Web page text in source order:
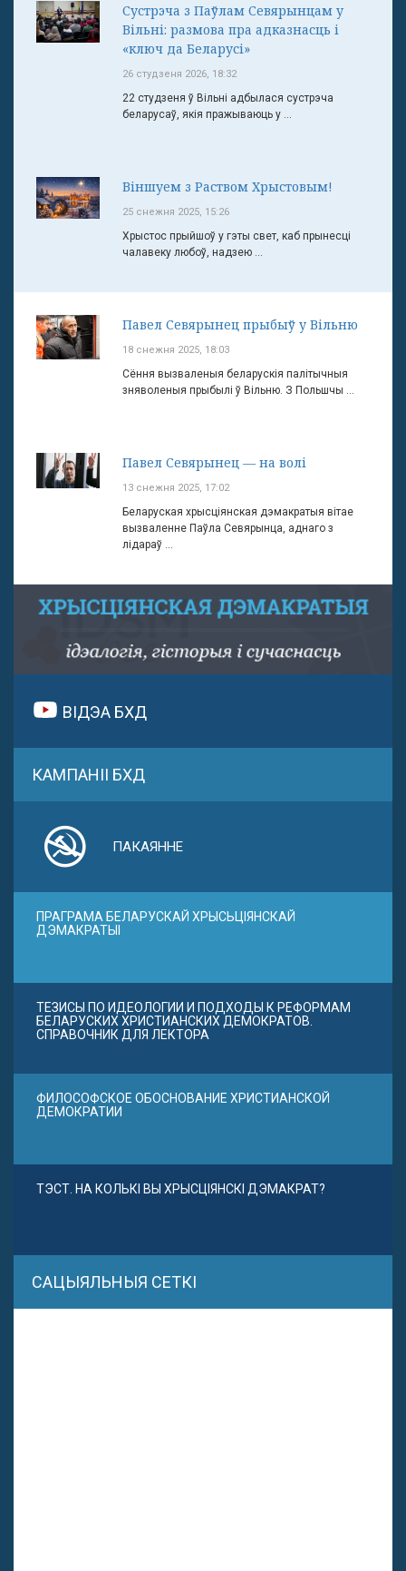
Сустрэча з Паўлам Севярынцам у
Вільні: размова пра адказнасць і
«ключ да Беларусі»
26 студзеня 2026, 18:32
22 студзеня ў Вільні адбылася сустрэча
беларусаў, якія пражываюць у ...
Віншуем з Раством Хрыстовым!
25 снежня 2025, 15:26
Хрыстос прыйшоў у гэты свет, каб прынесці
чалавеку любоў, надзею ...
Павел Севярынец прыбыў у Вільню
18 снежня 2025, 18:03
Сёння вызваленыя беларускія палітычныя
зняволеныя прыбылі ў Вільню. З Польшчы ...
Павел Севярынец — на волі
13 снежня 2025, 17:02
Беларуская хрысціянская дэмакратыя вітае
вызваленне Паўла Севярынца, аднаго з
лідараў ...
ВІДЭА БХД
КАМПАНІІ БХД
ПАКАЯННЕ
ПРАГРАМА БЕЛАРУСКАЙ ХРЫСЬЦІЯНСКАЙ
ДЭМАКРАТЫІ
ТЕЗИСЫ ПО ИДЕОЛОГИИ И ПОДХОДЫ К РЕФОРМАМ
БЕЛАРУСКИХ ХРИСТИАНСКИХ ДЕМОКРАТОВ.
СПРАВОЧНИК ДЛЯ ЛЕКТОРА
ФИЛОСОФСКОЕ ОБОСНОВАНИЕ ХРИСТИАНСКОЙ
ДЕМОКРАТИИ
ТЭСТ. НА КОЛЬКІ ВЫ ХРЫСЦІЯНСКІ ДЭМАКРАТ?
САЦЫЯЛЬНЫЯ СЕТКІ